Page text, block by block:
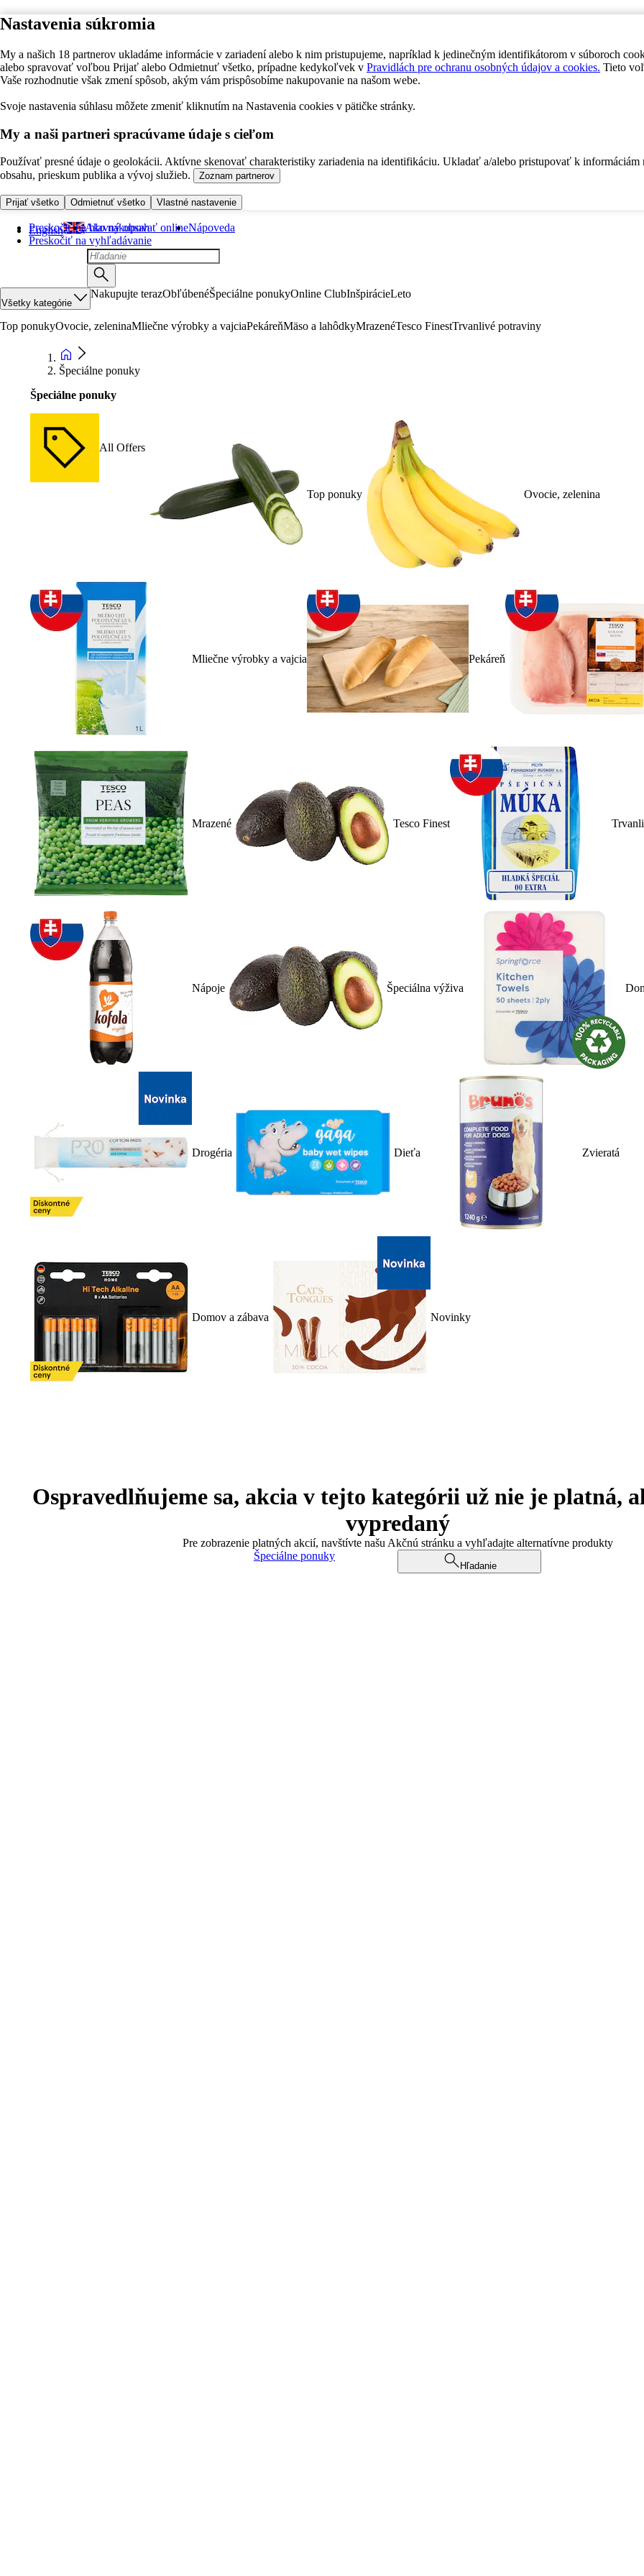
Nastavenia súkromia
My a našich 18 partnerov ukladáme informácie v zariadení alebo k nim pristupujeme, napríklad k jedinečným identifikátorom v súboroch
alebo spravovať voľbou Prijať alebo Odmietnuť všetko, prípadne kedykoľvek v Pravidlách pre ochranu osobných údajov a cookies. Tieto
Vaše rozhodnutie však zmení spôsob, akým vám prispôsobíme nakupovanie na našom webe.
Svoje nastavenia súhlasu môžete zmeniť kliknutím na Nastavenia cookies v pätičke stránky.
My a naši partneri spracúvame údaje s cieľom
Používať presné údaje o geolokácii. Aktívne skenovať charakteristiky zariadenia na identifikáciu. Ukladať a/alebo pristupovať k informáciám
obsahu, prieskum publika a vývoj služieb.
Zoznam partnerov
Prijať všetko Odmietnuť všetko Vlastné nastavenie
Preskočiť na hlavný obsah
Preskočiť na vyhľadávanie
English Ako nakupovať onlineNápoveda
Všetky kategórie
Nakupujte terazObľúbenéŠpeciálne ponukyOnline ClubInšpirácieLeto
Top ponukyOvocie, zeleninaMliečne výrobky a vajciaPekáreňMäso a lahôdkyMrazenéTesco FinestTrvanlivé potraviny
Špeciálne ponuky
Špeciálne ponuky
All Offers
Top ponuky Ovocie, zelenina
Mliečne výrobky a vajcia Pekáreň
Mrazené Tesco Finest
Nápoje Špeciálna výživa
Drogéria Dieťa Zvieratá
Domov a zábava Novinky
Ospravedlňujeme sa, akcia v tejto kategórii už nie je platná,
vypredaný
Pre zobrazenie platných akcií, navštívte našu Akčnú stránku a vyhľadajte alternatívne produkty
Špeciálne ponuky
Hľadanie